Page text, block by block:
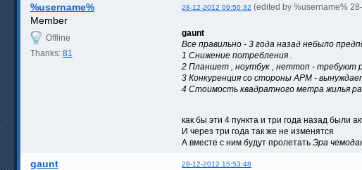
%username% 28-12-2012 09:50:32 (edited by %username%
Member
Offline
Thanks: 81
gaunt
Все правильно - 3 года назад небыло
1 Снижение потребления .
2 Планшет , ноутбук , неттоп - требуют
3 Конкуренция со стороны АРМ -
4 Стоимость квадратного метра жилья
как бы эти 4 пункта и три года назад были
И через три года так же не изменятся
А вместе с ним будут пролетать Эра
gaunt 28-12-2012 15:53:48